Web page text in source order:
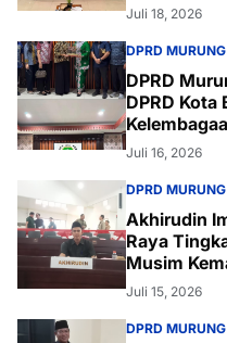
Juli 18, 2026
DPRD
DPRD
DPRD Kota
Juli 16, 2026
DPRD
Akhirudin
Raya
Musim
Juli 15, 2026
DPRD